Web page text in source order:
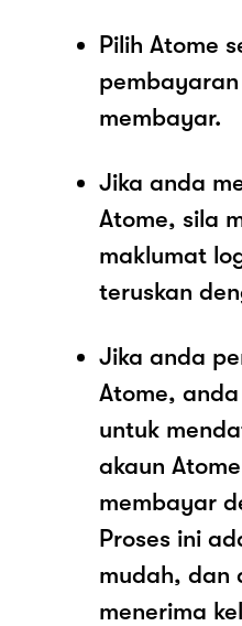
Pilih Atome
membayar.
Jika anda
Atome, sila
maklumat
teruskan
Jika anda
Atome,
untuk
akaun
membayar
Proses ini
mudah, dan
menerima